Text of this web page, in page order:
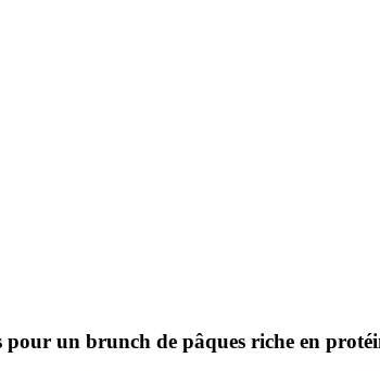
pour un brunch de pâques riche en